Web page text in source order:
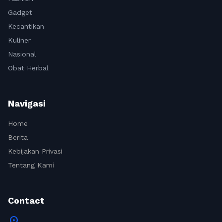
Gadget
Kecantikan
Kuliner
Nasional
Obat Herbal
Navigasi
Home
Berita
Kebijakan Privasi
Tentang Kami
Contact